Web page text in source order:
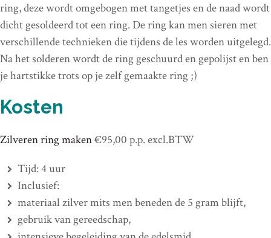
ring, deze wordt omgebogen met tangetjes en de naad wordt
dicht gesoldeerd tot een ring. De ring kan men sieren met
verschillende technieken die tijdens de les worden uitgelegd.
Na het solderen wordt de ring geschuurd en gepolijst en ben
je hartstikke trots op je zelf gemaakte ring ;)
Kosten
Zilveren ring maken€95,00 p.p. excl.BTW
Tijd: 4 uur
Inclusief:
materiaal zilver mits men beneden de 5 gram blijft,
gebruik van gereedschap,